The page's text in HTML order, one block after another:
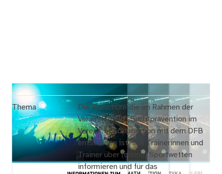
Thema
Die Broschüre die im Rahmen der
Veranstaltung „Suchtprävention im
Verein“ in Kooperation mit dem DFB
entstanden ist, soll Trainerinnen und
Trainer über (online) Sportwetten
informieren und für das